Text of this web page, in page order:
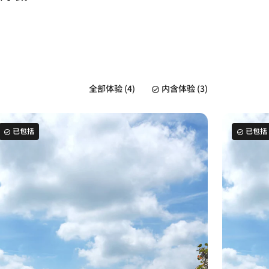
全部体验 (4) 内含体验 (3)
已包括 已包括